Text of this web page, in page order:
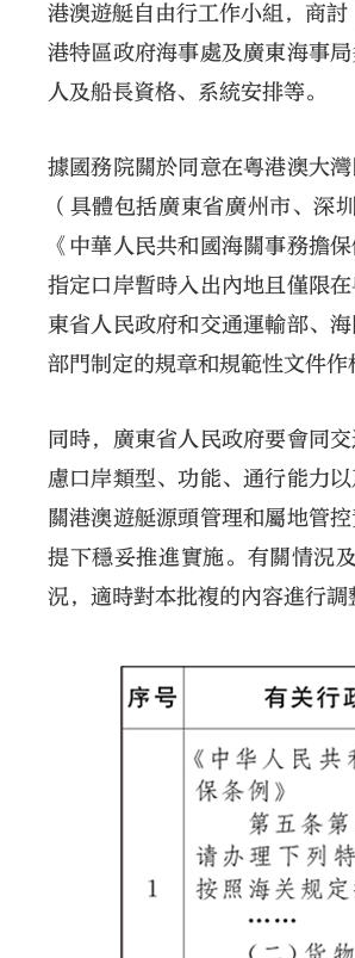
港澳遊艇自由行工作小組，商
港特區政府海事處及廣東海事
人及船長資格、系統安排等。
據國務院關於同意在粵港澳大
（具體包括廣東省廣州市、深
《中華人民共和國海關事務擔
指定口岸暫時入出內地且僅限
東省人民政府和交通運輸部、
部門制定的規章和規範性文件作
同時，廣東省人民政府要會同
慮口岸類型、功能、通行能力
關港澳遊艇源頭管理和屬地管
提下穩妥推進實施。有關情況
況，適時對本批複的內容進行調